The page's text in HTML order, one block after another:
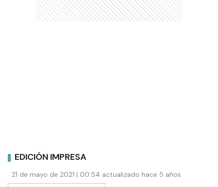
EDICIÓN IMPRESA
21 de mayo de 2021 | 00:54 actualizado hace 5 años